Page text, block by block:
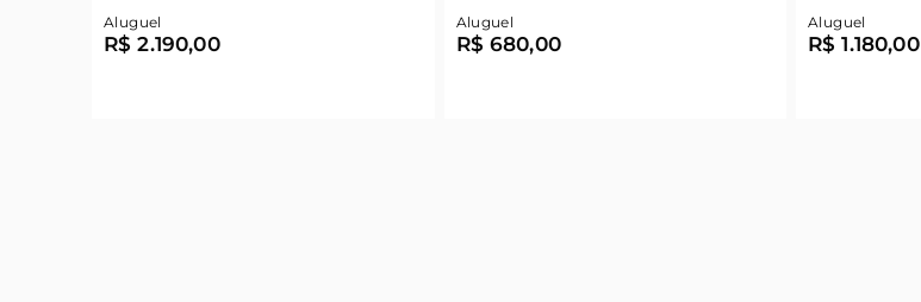
Aluguel
R$ 2.190,00
Aluguel
R$ 680,00
Aluguel
R$ 1.180,00